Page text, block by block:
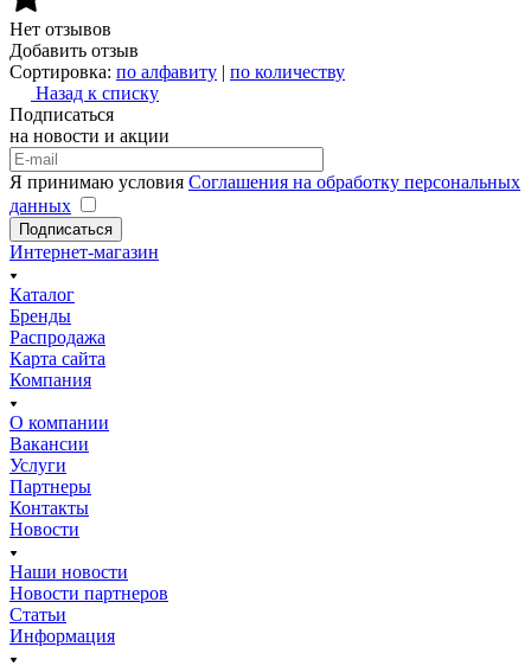
Нет отзывов
Добавить отзыв
Сортировка: по алфавиту | по количеству
Назад к списку
Подписаться
на новости и акции
Я принимаю условия Соглашения на обработку персональных
данных
Подписаться
Интернет-магазин
Каталог
Бренды
Распродажа
Карта сайта
Компания
О компании
Вакансии
Услуги
Партнеры
Контакты
Новости
Наши новости
Новости партнеров
Статьи
Информация